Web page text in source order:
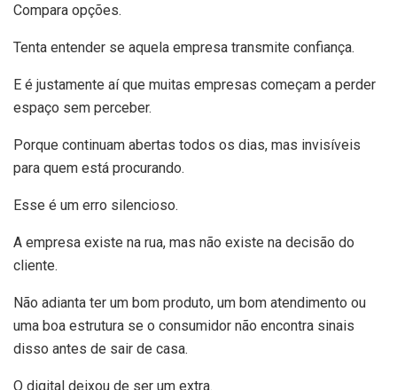
Compara opções.
Tenta entender se aquela empresa transmite confiança.
E é justamente aí que muitas empresas começam a perder
espaço sem perceber.
Porque continuam abertas todos os dias, mas invisíveis
para quem está procurando.
Esse é um erro silencioso.
A empresa existe na rua, mas não existe na decisão do
cliente.
Não adianta ter um bom produto, um bom atendimento ou
uma boa estrutura se o consumidor não encontra sinais
disso antes de sair de casa.
O digital deixou de ser um extra.